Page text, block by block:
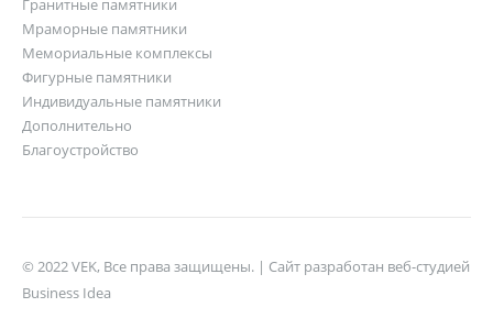
Гранитные памятники
Мраморные памятники
Мемориальные комплексы
Фигурные памятники
Индивидуальные памятники
Дополнительно
Благоустройство
© 2022 VEK, Все права защищены. | Сайт разработан веб-студией
Business Idea